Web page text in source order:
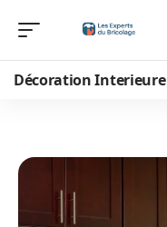
Décoration Interieure